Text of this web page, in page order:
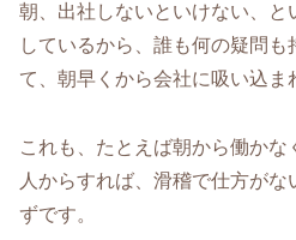
朝、出社しないといけない、
しているから、誰も何の疑問
て、朝早くから会社に吸い込ま
これも、たとえば朝から働かな
人からすれば、滑稽で仕方が
ずです。